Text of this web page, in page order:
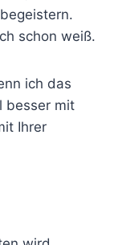
schon weiß.
ich das
besser mit
Ihrer